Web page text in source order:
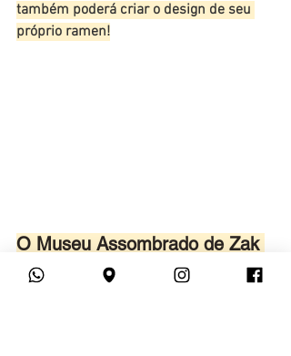
também poderá criar o design de seu
próprio ramen!
O Museu Assombrado de Zak
Bagans - Estados Unidos